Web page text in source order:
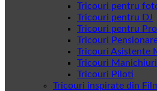
Tricouri pentru
Tricouri pentru DJ
Tricouri pentru
Tricouri
Tricouri Asistente
Tricouri
Tricouri Piloti
Tricouri inspirate din